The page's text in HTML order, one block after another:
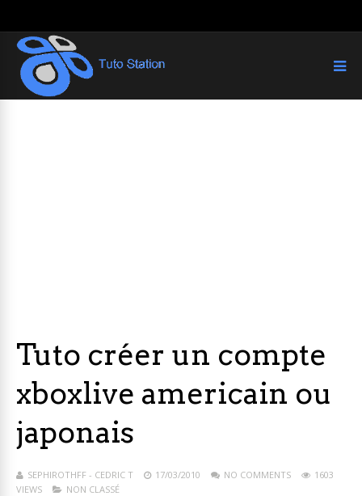
Tuto créer un compte
xboxlive americain ou
japonais
SEPHIROTHFF - CEDRIC T 17/03/2010 NO COMMENTS
1603
VIEWS
NON CLASSÉ